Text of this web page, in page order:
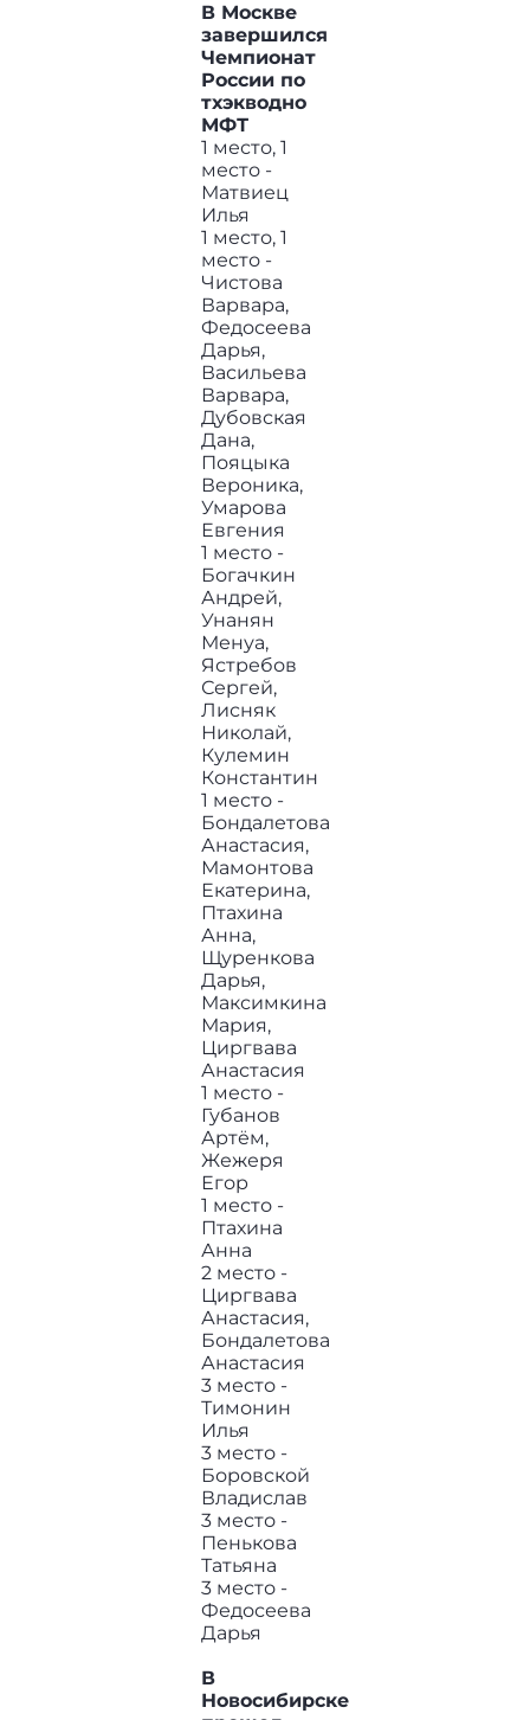
В Москве
завершился
Чемпионат
России по
тхэкводно
МФТ
1 место, 1
место -
Матвиец
Илья
1 место, 1
место -
Чистова
Варвара,
Федосеева
Дарья,
Васильева
Варвара,
Дубовская
Дана,
Пояцыка
Вероника,
Умарова
Евгения
1 место -
Богачкин
Андрей,
Унанян
Менуа,
Ястребов
Сергей,
Лисняк
Николай,
Кулемин
Константин
1 место -
Бондалетова
Анастасия,
Мамонтова
Екатерина,
Птахина
Анна,
Щуренкова
Дарья,
Максимкина
Мария,
Циргвава
Анастасия
1 место -
Губанов
Артём,
Жежеря
Егор
1 место -
Птахина
Анна
2 место -
Циргвава
Анастасия,
Бондалетова
Анастасия
3 место -
Тимонин
Илья
3 место -
Боровской
Владислав
3 место -
Пенькова
Татьяна
3 место -
Федосеева
Дарья
В
Новосибирске